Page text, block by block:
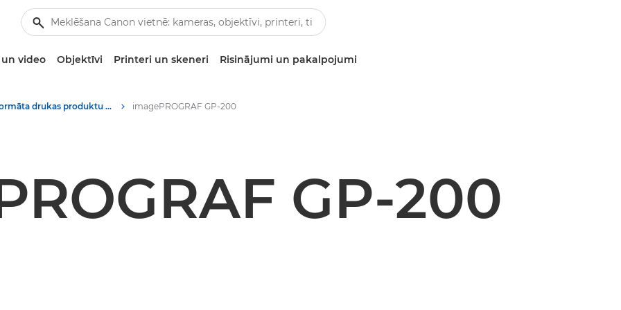
video Objektīvi Printeri un skeneri Risinājumi un pakalpojumi
Lielformāta drukas produktu multivides materiāli — Canon preses centrs imagePROGRAF GP-200
GP-200